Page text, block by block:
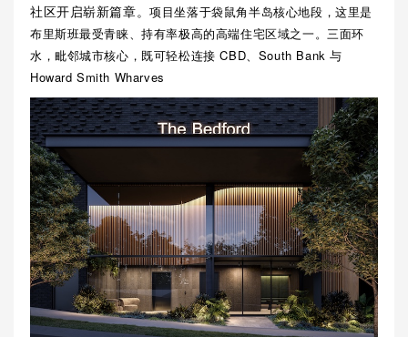
社区开启崭新篇章。项目坐落于袋鼠角半岛核心地段，这里是
布里斯班最受青睐、持有率极高的高端住宅区域之一。三面环
水，毗邻城市核心，既可轻松连接 CBD South Bank与
Howard Smith Wharves